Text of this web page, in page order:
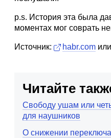
p.s. История эта была
моментах мог соврать
Источник: habr.com или
Читайте
Свободу ушам или
для наушников
О снижении